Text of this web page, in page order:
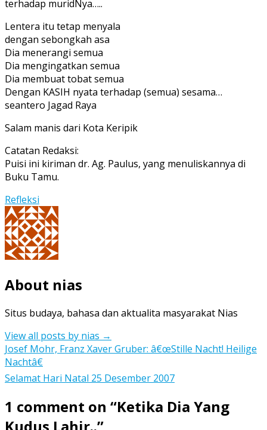
terhadap muridNya…..
Lentera itu tetap menyala
dengan sebongkah asa
Dia menerangi semua
Dia mengingatkan semua
Dia membuat tobat semua
Dengan KASIH nyata terhadap (semua) sesama…
seantero Jagad Raya
Salam manis dari Kota Keripik
Catatan Redaksi:
Puisi ini kiriman dr. Ag. Paulus, yang menuliskannya di
Buku Tamu.
Refleksi
About nias
Situs budaya, bahasa dan aktualita masyarakat Nias
View all posts by nias →
Post
navigation
Josef Mohr, Franz Xaver Gruber: â€œStille Nacht! Heilige
Nachtâ€
Selamat Hari Natal 25 Desember 2007
1 comment on “Ketika Dia Yang
Kudus Lahir..”